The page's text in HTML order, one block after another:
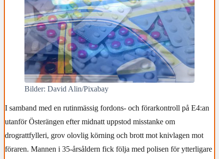
Bilder: David Alin/Pixabay
I samband med en rutinmässig fordons- och förarkontroll på E4:an
utanför Österängen efter midnatt uppstod misstanke om
drograttfylleri, grov olovlig körning och brott mot knivlagen mot
föraren. Mannen i 35-årsåldern fick följa med polisen för ytterligare